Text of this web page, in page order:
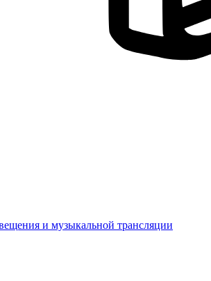
и музыкальной трансляции